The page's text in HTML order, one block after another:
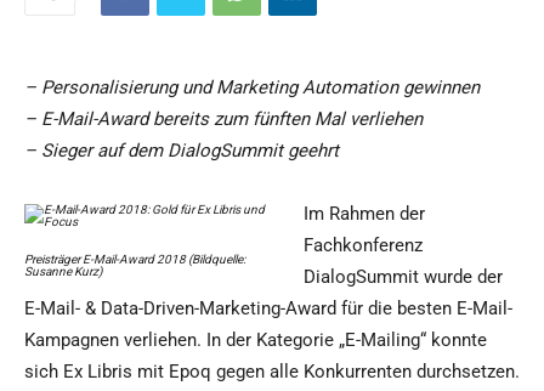
– Personalisierung und Marketing Automation gewinnen
– E-Mail-Award bereits zum fünften Mal verliehen
– Sieger auf dem DialogSummit geehrt
Preisträger E-Mail-Award 2018 (Bildquelle:
Susanne Kurz)
Im Rahmen der
Fachkonferenz
DialogSummit wurde der
E-Mail- & Data-Driven-Marketing-Award für die besten E-Mail-
Kampagnen verliehen. In der Kategorie „E-Mailing“ konnte
sich Ex Libris mit Epoq gegen alle Konkurrenten durchsetzen.